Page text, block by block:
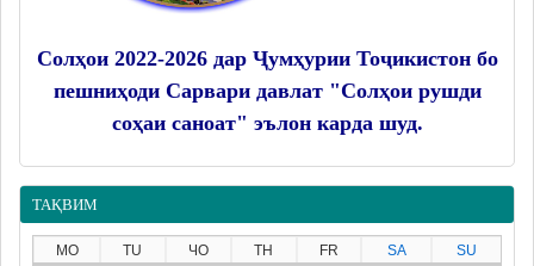
Солҳои 2022-2026 дар Ҷумҳурии Тоҷикистон бо
пешниҳоди Сарвари давлат "Солҳои рушди
соҳаи саноат" эълон карда шуд.
ТАҚВИМ
MO TU ЧО TH FR SA
SU